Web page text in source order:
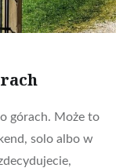
górach. Może to
solo albo w